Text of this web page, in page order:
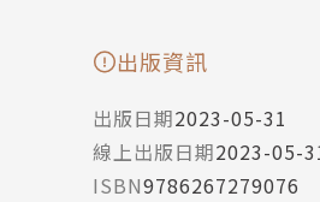
出版資訊
出版日期2023-05-31
線上出版日期2023-05-
ISBN9786267279076